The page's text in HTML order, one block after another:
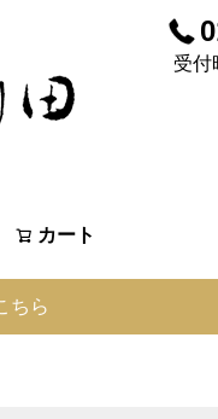
受付
カート
ちら